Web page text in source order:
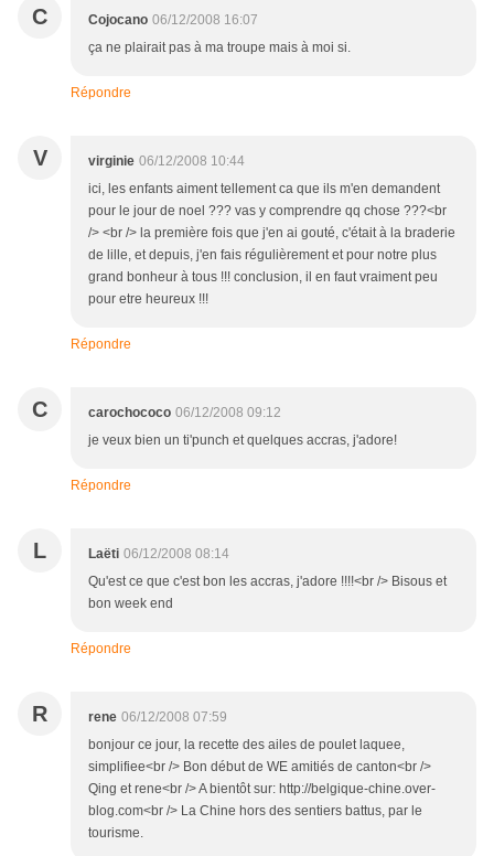
C Cojocano 06/12/2008 16:07
ça ne plairait pas à ma troupe mais à moi si.
Répondre
V virginie 06/12/2008 10:44
ici, les enfants aiment tellement ca que ils m'en demandent
pour le jour de noel ??? vas y comprendre qq chose ???<br
/> <br /> la première fois que j'en ai gouté, c'était à la braderie
de lille, et depuis, j'en fais régulièrement et pour notre plus
grand bonheur à tous !!! conclusion, il en faut vraiment peu
pour etre heureux !!!
Répondre
C carochococo 06/12/2008 09:12
je veux bien un ti'punch et quelques accras, j'adore!
Répondre
L Laëti 06/12/2008 08:14
Qu'est ce que c'est bon les accras, j'adore !!!!<br /> Bisous et
bon week end
Répondre
R rene 06/12/2008 07:59
bonjour ce jour, la recette des ailes de poulet laquee,
simplifiee<br /> Bon début de WE amitiés de canton<br />
Qing et rene<br /> A bientôt sur: http://belgique-chine.over-
blog.com<br /> La Chine hors des sentiers battus, par le
tourisme.